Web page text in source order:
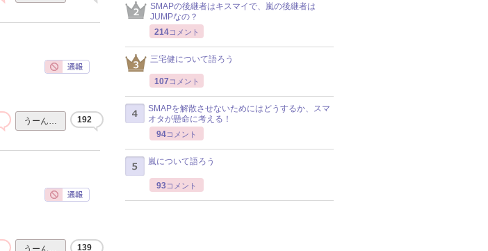
うーん… 192
うーん… 139
SMAPの後継者はキスマイで、嵐の後継者は
JUMPなの？
214コメント
三宅健について語ろう
107 コメント
SMAPを解散させないためにはどうするか、スマ
オタが懸命に考える！
94コメント
嵐について語ろう
93コメント